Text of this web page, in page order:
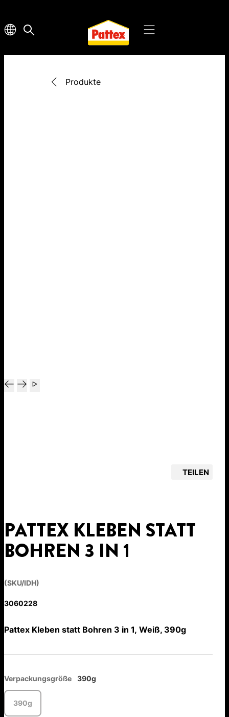
Produkte
TEILEN
PATTEX KLEBEN STATT
BOHREN 3 IN 1
(SKU/IDH)
3060228
Pattex Kleben statt Bohren 3 in 1, Weiß, 390g
Verpackungsgröße 390g
390g